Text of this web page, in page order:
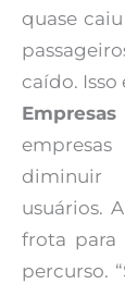
quase
caído. Isso
diminuir
usuários.
frota
percurso.